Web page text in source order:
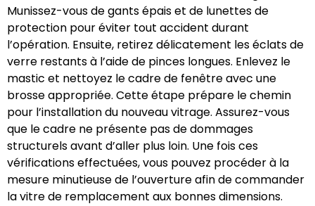
Munissez-vous de gants épais et de lunettes de
protection pour éviter tout accident durant
l’opération. Ensuite, retirez délicatement les éclats de
verre restants à l’aide de pinces longues. Enlevez le
mastic et nettoyez le cadre de fenêtre avec une
brosse appropriée. Cette étape prépare le chemin
pour l’installation du nouveau vitrage. Assurez-vous
que le cadre ne présente pas de dommages
structurels avant d’aller plus loin. Une fois ces
vérifications effectuées, vous pouvez procéder à la
mesure minutieuse de l’ouverture afin de commander
la vitre de remplacement aux bonnes dimensions.